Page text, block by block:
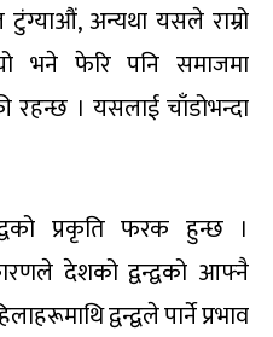
अन्यथा यसले राम्रो
भने फेरि पनि समाजमा
रहन्छ । यसलाई चाँडोभन्दा
प्रकृति फरक हुन्छ ।
देशको द्वन्द्वको आफ्नै
द्वन्द्वले पार्ने प्रभाव